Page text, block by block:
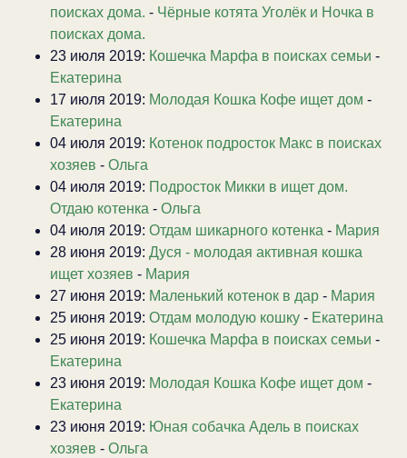
поисках дома. - Чёрные котята Уголёк и Ночка в
поисках дома.
23 июля 2019: Кошечка Марфа в поисках семьи -
Екатерина
17 июля 2019: Молодая Кошка Кофе ищет дом -
Екатерина
04 июля 2019: Котенок подросток Макс в поисках
хозяев - Ольга
04 июля 2019: Подросток Микки в ищет дом.
Отдаю котенка - Ольга
04 июля 2019: Отдам шикарного котенка - Мария
28 июня 2019: Дуся - молодая активная кошка
ищет хозяев - Мария
27 июня 2019: Маленький котенок в дар - Мария
25 июня 2019: Отдам молодую кошку - Екатерина
25 июня 2019: Кошечка Марфа в поисках семьи -
Екатерина
23 июня 2019: Молодая Кошка Кофе ищет дом -
Екатерина
23 июня 2019: Юная собачка Адель в поисках
хозяев - Ольга